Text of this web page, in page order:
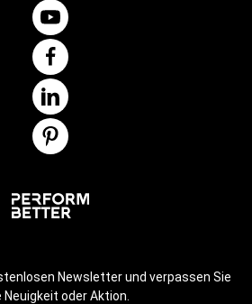
Newsletter und verpassen Sie
Neuigkeit oder Aktion.